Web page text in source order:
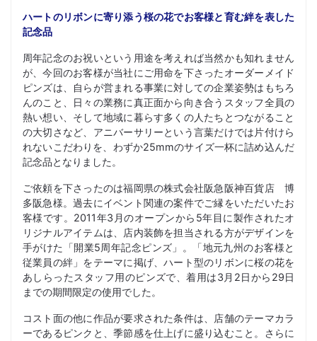
ハートのリボンに寄り添う桜の花でお客様と育む絆を表した
記念品
周年記念のお祝いという用途を考えれば当然かも知れません
が、今回のお客様が当社にご用命を下さったオーダーメイド
ピンズは、自らが営まれる事業に対しての企業姿勢はもちろ
んのこと、日々の業務に真正面から向き合うスタッフ全員の
熱い想い、そして地域に暮らす多くの人たちとつながること
の大切さなど、アニバーサリーという言葉だけでは片付けら
れないこだわりを、わずか25mmのサイズ一杯に詰め込んだ
記念品となりました。
ご依頼を下さったのは福岡県の株式会社阪急阪神百貨店 博
多阪急様。過去にイベント関連の案件でご縁をいただいたお
客様です。2011年3月のオープンから5年目に製作されたオ
リジナルアイテムは、店内装飾を担当される方がデザインを
手がけた「開業5周年記念ピンズ」。「地元九州のお客様と
従業員の絆」をテーマに掲げ、ハート型のリボンに桜の花を
あしらったスタッフ用のピンズで、着用は3月2日から29日
までの期間限定の使用でした。
コスト面の他に作品が要求された条件は、店舗のテーマカラ
ーであるピンクと、季節感を仕上げに盛り込むこと。さらに